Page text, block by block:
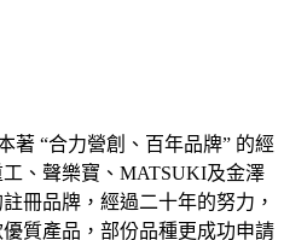
著 “合力營創、百年品牌” 的經
、聲樂寶、MATSUKI及金澤
冊品牌，經過二十年的努力，
質產品，部份品種更成功申請